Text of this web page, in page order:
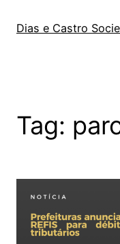
Dias e Castro
Tag: